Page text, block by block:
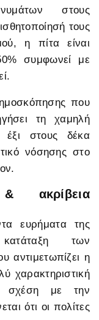
στους
τους
η πίτα είναι
συμφωνεί με
που
τη χαμηλή
έξι στους δέκα
νόσησης στο
ακρίβεια
ευρήματα της
των
αντιμετωπίζει η
χαρακτηριστική
σχέση με την
ότι οι πολίτες